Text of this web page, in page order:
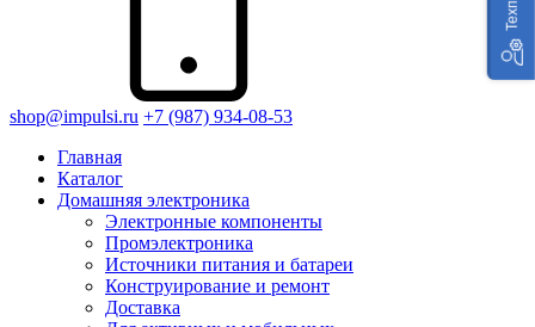
shop@impulsi.ru +7 (987) 934-08-53
Главная
Каталог
Домашняя электроника
Электронные компоненты
Промэлектроника
Источники питания и батареи
Конструирование и ремонт
Доставка